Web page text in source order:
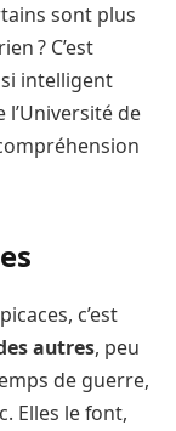
sont plus
? C’est
intelligent
l’Université de
c’est
autres, peu
de guerre,
Elles le font,